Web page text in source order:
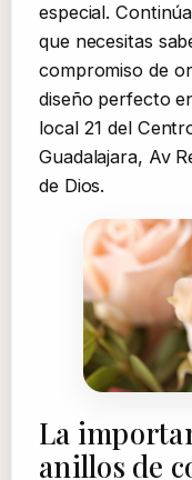
especial.
que necesitas
compromiso de
diseño perfecto
local 21 del
Guadalajara, Av
de Dios.
La
anillos de